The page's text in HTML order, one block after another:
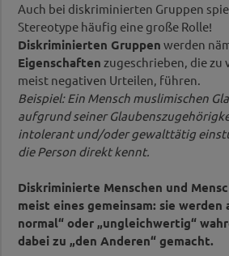
Auch bei diskriminierten Gruppen
Stereotype häufig eine große Rolle!
Diskriminierten Gruppen werden
Eigenschaften zugeschrieben, die zu
meist negativen Urteilen, führen.
Beispiel: Ein Mensch muslimischen
aufgrund seiner
intolerant und/oder gewalttätig
die Person direkt kennt.
Diskriminierte Menschen und
meist eines gemeinsam: sie werden
normal“ oder „ungleichwertig“
dabei zu „den Anderen“ gemacht.